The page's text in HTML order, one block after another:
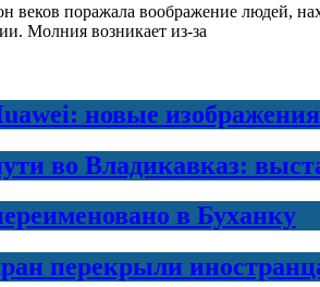
веков поражала воображение людей,
Молния возникает из-за
новые
во Владикавказ:
в Буханку
перекрыли